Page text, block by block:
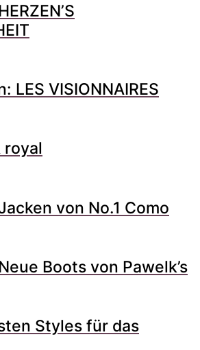
LES VISIONNAIRES
royal
von No.1 Como
Boots von Pawelk’s
Styles für das